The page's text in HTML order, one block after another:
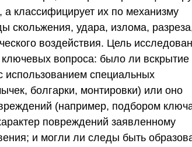
классифицирует их по механизму
скольжения, удара, излома,
воздействия. Цель
вопроса: было ли вскрытие
использованием специальных
болгарки, монтировки) или оно
(например, подбором
повреждений заявленному
и могли ли следы быть